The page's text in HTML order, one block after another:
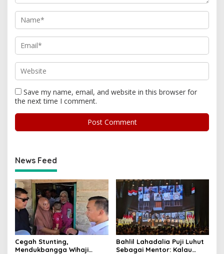
Save my name, email, and website in this browser for
the next time I comment.
News Feed
Cegah Stunting,
Mendukbangga Wihaji
Bahlil Lahadalia Puji Luhut
Sebagai Mentor: Kalau